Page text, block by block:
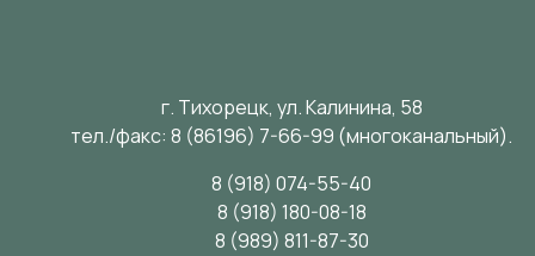
г. Тихорецк, ул. Калинина, 58
тел./факс: 8 (86196) 7-66-99 (многоканальный).
8 (918) 074-55-40
8 (918) 180-08-18
8 (989) 811-87-30